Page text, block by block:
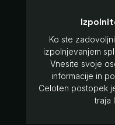
Ko ste
izpolnjevanjem
Vnesite svoje
informacije in
Celoten postopek
traja